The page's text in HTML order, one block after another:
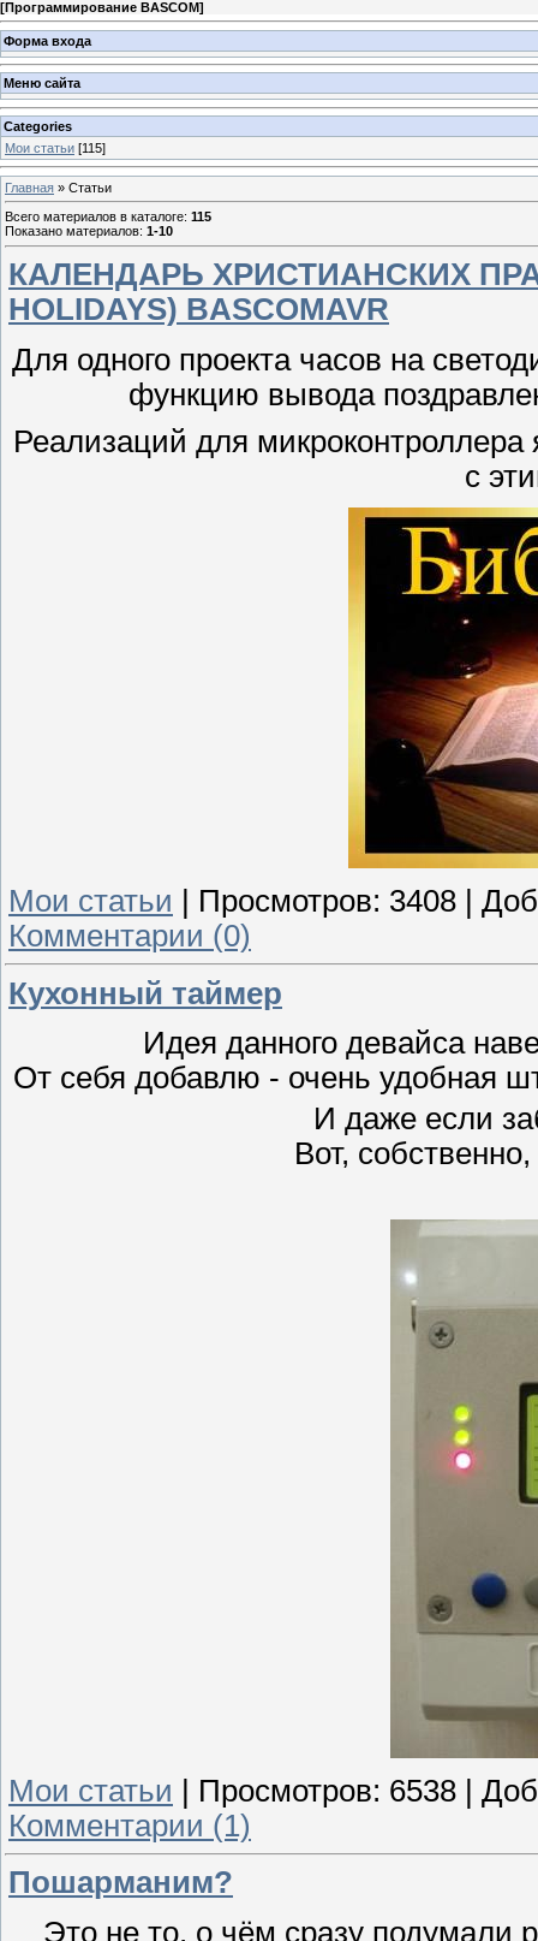
[Программирование BASCOM]
Форма входа
Меню сайта
Categories
Мои статьи [115]
Главная » Статьи
Всего материалов в каталоге: 115
Показано материалов: 1-10
КАЛЕНДАРЬ ХРИСТИАНСКИХ
HOLIDAYS) BASCOMAVR
Для одного проекта часов на
функцию вывода
Реализаций для
с
Мои статьи | Просмотров: 3408 |
Комментарии (0)
Кухонный таймер
Идея данного девайса
От себя добавлю - очень удобная
И даже если
Вот,
Мои статьи | Просмотров: 6538 |
Комментарии (1)
Пошарманим?
Это не то, о чём сразу